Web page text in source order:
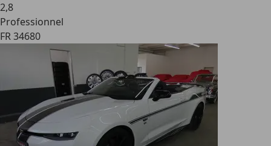
2,8
Professionnel
FR 34680